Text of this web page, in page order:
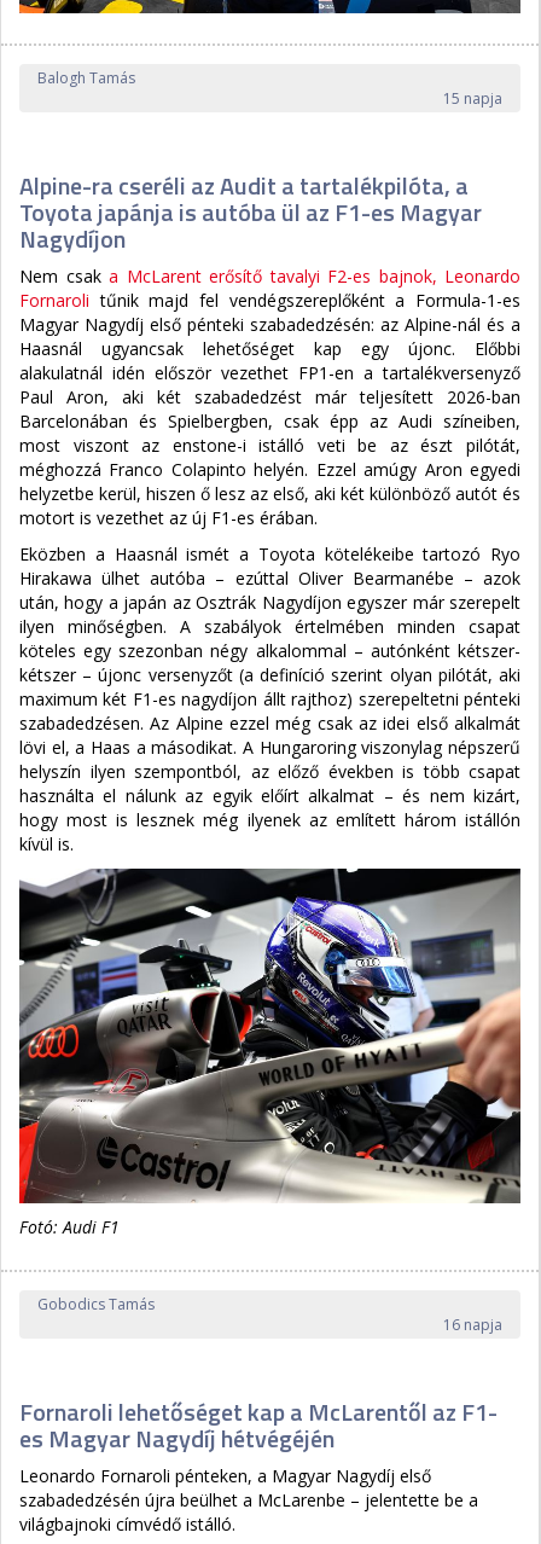
Balogh Tamás
15 napja
Alpine-ra cseréli az Audit a tartalékpilóta, a
Toyota japánja is autóba ül az F1-es Magyar
Nagydíjon
Nem csak a McLarent erősítő tavalyi F2-es bajnok, Leonardo
Fornaroli tűnik majd fel vendégszereplőként a Formula-1-es
Magyar Nagydíj első pénteki szabadedzésén: az Alpine-nál és a
Haasnál ugyancsak lehetőséget kap egy újonc. Előbbi
alakulatnál idén először vezethet FP1-en a tartalékversenyző
Paul Aron, aki két szabadedzést már teljesített 2026-ban
Barcelonában és Spielbergben, csak épp az Audi színeiben,
most viszont az enstone-i istálló veti be az észt pilótát,
méghozzá Franco Colapinto helyén. Ezzel amúgy Aron egyedi
helyzetbe kerül, hiszen ő lesz az első, aki két különböző autót és
motort is vezethet az új F1-es érában.
Eközben a Haasnál ismét a Toyota kötelékeibe tartozó Ryo
Hirakawa ülhet autóba – ezúttal Oliver Bearmanébe – azok
után, hogy a japán az Osztrák Nagydíjon egyszer már szerepelt
ilyen minőségben. A szabályok értelmében minden csapat
köteles egy szezonban négy alkalommal – autónként kétszer-
kétszer – újonc versenyzőt (a definíció szerint olyan pilótát, aki
maximum két F1-es nagydíjon állt rajthoz) szerepeltetni pénteki
szabadedzésen. Az Alpine ezzel még csak az idei első alkalmát
lövi el, a Haas a másodikat. A Hungaroring viszonylag népszerű
helyszín ilyen szempontból, az előző években is több csapat
használta el nálunk az egyik előírt alkalmat – és nem kizárt,
hogy most is lesznek még ilyenek az említett három istállón
kívül is.
Fotó: Audi F1
Gobodics Tamás
16 napja
Fornaroli lehetőséget kap a McLarentől az F1-
es Magyar Nagydíj hétvégéjén
Leonardo Fornaroli pénteken, a Magyar Nagydíj első
szabadedzésén újra beülhet a McLarenbe – jelentette be a
világbajnoki címvédő istálló.